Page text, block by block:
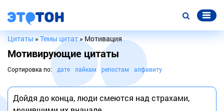
Цитаты » Темы цитат» Мотивация
Мотивирующие цитаты
Сортировка по: дате лайкам репостам алфавиту
Дойдя до конца, люди смеются над страхами,